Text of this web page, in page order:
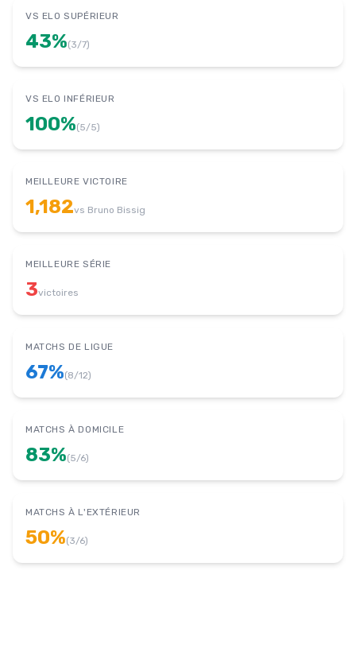
VS ELO SUPÉRIEUR
43%(3/7)
VS ELO INFÉRIEUR
100%(5/5)
MEILLEURE VICTOIRE
1,182vs Bruno Bissig
MEILLEURE SÉRIE
3victoires
MATCHS DE LIGUE
67%(8/12)
MATCHS À DOMICILE
83%(5/6)
MATCHS À L'EXTÉRIEUR
50%(3/6)